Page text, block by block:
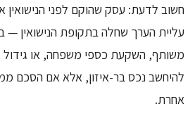
חשוב לדעת: עסק שהוקם לפני הנישואין
עליית הערך שחלה בתקופת הנישואין —
משותף, השקעת כספי משפחה, או גידול
להיחשב נכס בר-איזון, אלא אם הסכם
אחרת.